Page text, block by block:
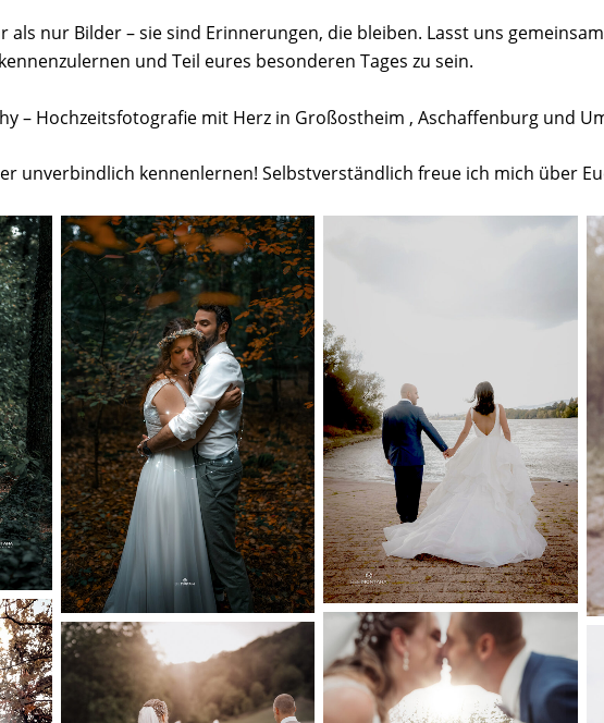
als nur Bilder – sie sind Erinnerungen, die bleiben. Lasst uns
und Teil eures besonderen Tages zu sein.
– Hochzeitsfotografie mit Herz in Großostheim , Aschaffenburg und
unverbindlich kennenlernen! Selbstverständlich freue ich mich über